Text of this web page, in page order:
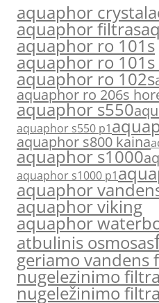
aquaphor crystal
aquaphor filtras
aquaphor ro 101s
aquaphor ro
aquaphor ro 102s
aquaphor ro 206s
aquaphor s550
aquaphor s550 p1
aquaphor s800 kaina
aquaphor s1000
aquaphor s1000 p1
aquaphor
aquaphor viking
aquaphor
atbulinis osmosas
geriamo vandens
nugelezinimo
nugeležinimo